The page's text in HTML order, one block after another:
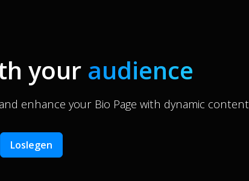
your audience
enhance your Bio Page with dynamic content
Loslegen